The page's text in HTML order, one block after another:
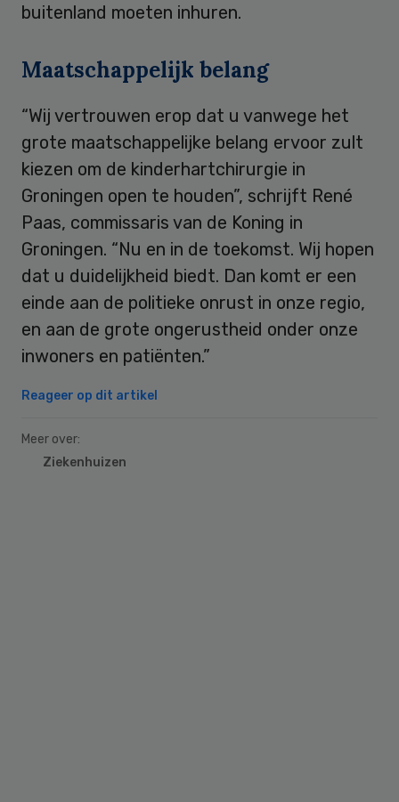
buitenland moeten inhuren.
Maatschappelijk belang
“Wij vertrouwen erop dat u vanwege het
grote maatschappelijke belang ervoor zult
kiezen om de kinderhartchirurgie in
Groningen open te houden”, schrijft René
Paas, commissaris van de Koning in
Groningen. “Nu en in de toekomst. Wij hopen
dat u duidelijkheid biedt. Dan komt er een
einde aan de politieke onrust in onze regio,
en aan de grote ongerustheid onder onze
inwoners en patiënten.”
Reageer op dit artikel
Meer over:
Ziekenhuizen